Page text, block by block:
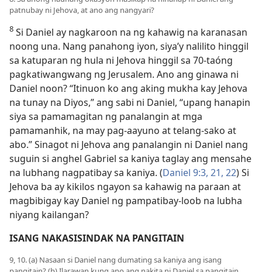
patnubay ni Jehova, at ano ang nangyari?
8 Si Daniel ay nagkaroon na ng kahawig na karanasan
noong una. Nang panahong iyon, siya’y nalilito hinggil
sa katuparan ng hula ni Jehova hinggil sa 70-taóng
pagkatiwangwang ng Jerusalem. Ano ang ginawa ni
Daniel noon? “Itinuon ko ang aking mukha kay Jehova
na tunay na Diyos,” ang sabi ni Daniel, “upang hanapin
siya sa pamamagitan ng panalangin at mga
pamamanhik, na may pag-aayuno at telang-sako at
abo.” Sinagot ni Jehova ang panalangin ni Daniel nang
suguin si anghel Gabriel sa kaniya taglay ang mensahe
na lubhang nagpatibay sa kaniya. (Daniel 9:3, 21, 22) Si
Jehova ba ay kikilos ngayon sa kahawig na paraan at
magbibigay kay Daniel ng pampatibay-loob na lubha
niyang kailangan?
ISANG NAKASISINDAK NA PANGITAIN
9, 10. (a) Nasaan si Daniel nang dumating sa kaniya ang isang